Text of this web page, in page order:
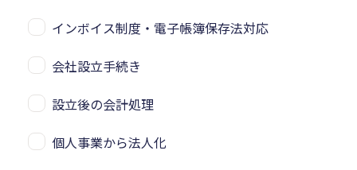
インボイス制度・電子帳簿保存法対応
会社設立手続き
設立後の会計処理
個人事業から法人化